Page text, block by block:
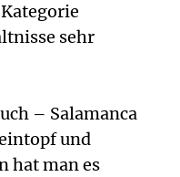
sehr
– Salamanca
und
hat man es